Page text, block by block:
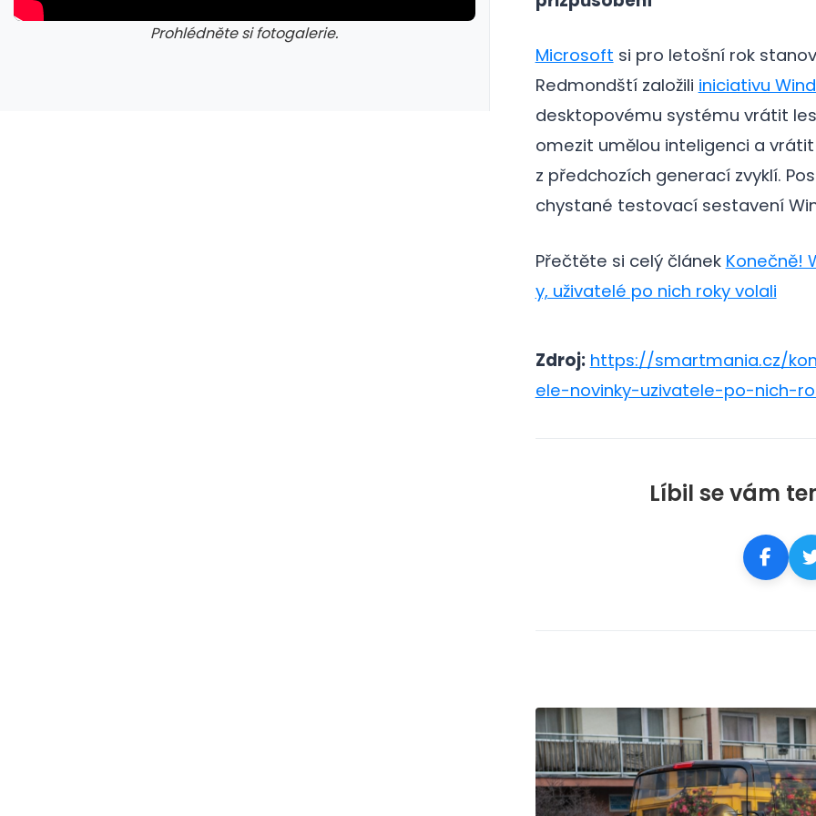
Prohlédněte si fotogalerie.
galerie: iva
Microsoft si pro letošní rok
Redmondští založili iniciativu
desktopovému systému vrátit
omezit umělou inteligenci a
z předchozích generací zvyklí.
chystané testovací sestavení
Přečtěte si celý článek Konečně!
y, uživatelé po nich roky volali
Zdroj: https://smartmania.cz/
ele-novinky-uzivatele-po-nich-
Líbil se vám